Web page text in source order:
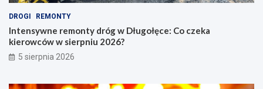
DROGI REMONTY
Intensywne remonty dróg w Długołęce: Co czeka
kierowców w sierpniu 2026?
5 sierpnia 2026